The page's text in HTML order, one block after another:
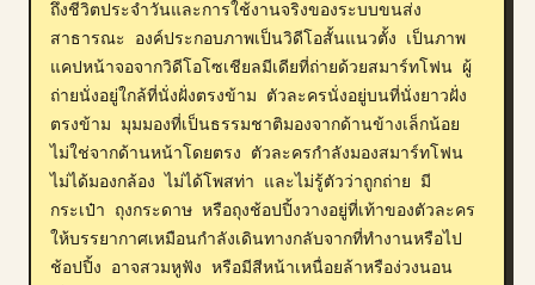
ถึงชีวิตประจำวันและการใช้งานจริงของระบบขนส่ง
สาธารณะ องค์ประกอบภาพเป็นวิดีโอสั้นแนวตั้ง เป็นภาพ
แคปหน้าจอจากวิดีโอโซเชียลมีเดียที่ถ่ายด้วยสมาร์ทโฟน ผู้
ถ่ายนั่งอยู่ใกล้ที่นั่งฝั่งตรงข้าม ตัวละครนั่งอยู่บนที่นั่งยาวฝั่ง
ตรงข้าม มุมมองที่เป็นธรรมชาติมองจากด้านข้างเล็กน้อย
ไม่ใช่จากด้านหน้าโดยตรง ตัวละครกำลังมองสมาร์ทโฟน
ไม่ได้มองกล้อง ไม่ได้โพสท่า และไม่รู้ตัวว่าถูกถ่าย มี
กระเป๋า ถุงกระดาษ หรือถุงช้อปปิ้งวางอยู่ที่เท้าของตัวละคร
ให้บรรยากาศเหมือนกำลังเดินทางกลับจากที่ทำงานหรือไป
ช้อปปิ้ง อาจสวมหูฟัง หรือมีสีหน้าเหนื่อยล้าหรือง่วงนอน